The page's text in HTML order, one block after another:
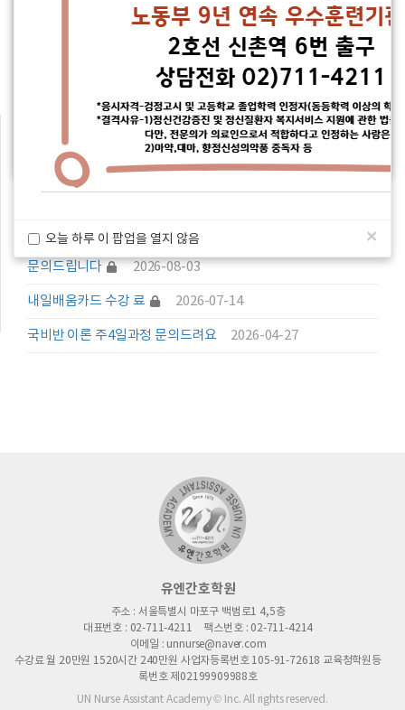
오늘 하루 이 팝업을 열지 않음
오늘 하루 이 팝업을 열지 않음 ×
2026-04-09
☆☆26년 상반기 국시 합격을 축하합니다☆☆
2026-02-10
☆봄학기 마지막 국비반 개강안내!!☆
상담문의
2026-08-05
문의드립니다. .
2026-08-03
문의드립니다
2026-07-14
내일배움카드 수강 료
2026-04-27
국비반 이론 주4일과정 문의드려요
유엔간호학원
주소 : 서울특별시 마포구 백범로1 4,5층
대표번호 : 02-711-4211
팩스번호 : 02-711-4214
이메일 : unnurse@naver.com
수강료 월 20만원 1520시간 240만원 사업자등록번호 105-91-72618 교육청학원등
록번호 제02199909988호
UN Nurse Assistant Academy © Inc. All rights reserved.